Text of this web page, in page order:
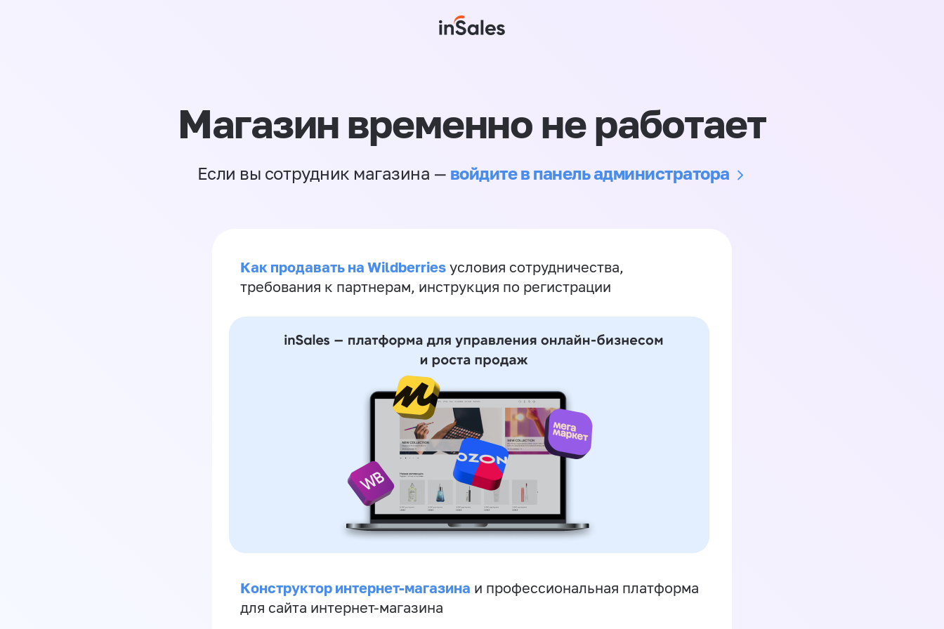
Магазин временно не работает
Если вы сотрудник магазина — войдите в панель администратора
Как продавать на Wildberries условия сотрудничества,
требования к партнерам, инструкция по регистрации
Конструктор интернет-магазина и профессиональная платформа
для сайта интернет-магазина